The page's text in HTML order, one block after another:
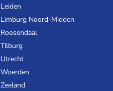
Leiden
Limburg Noord-Midden
Roosendaal
Tilburg
Utrecht
Woerden
Zeeland